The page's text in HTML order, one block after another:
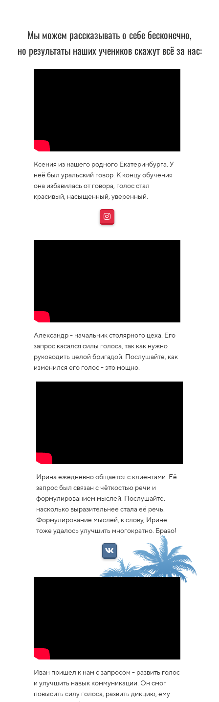
Мы можем рассказывать о себе бесконечно,
но результаты наших учеников скажут всё за нас:
Ирина ежедневно общается с клиентами. Её
запрос был связан с чёткостью речи и
формулированием мыслей. Послушайте,
насколько выразительнее стала её речь.
Формулирование мыслей, к слову, Ирине
тоже удалось улучшить многократно. Браво!
Ксения из нашего родного Екатеринбурга. У
неё был уральский говор. К концу обучения
она избавилась от говора, голос стал
красивый, насыщенный, уверенный.
Александр - начальник столярного цеха. Его
запрос касался силы голоса, так как нужно
руководить целой бригадой. Послушайте, как
изменился его голос - это мощно.
Иван пришёл к нам с запросом - развить голос
и улучшить навык коммуникации. Он смог
повысить силу голоса, развить дикцию, ему